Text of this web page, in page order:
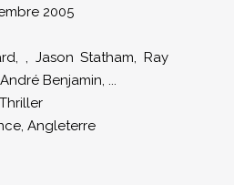
2005
, , Jason Statham,Ray
André Benjamin, ...
Thriller
Angleterre